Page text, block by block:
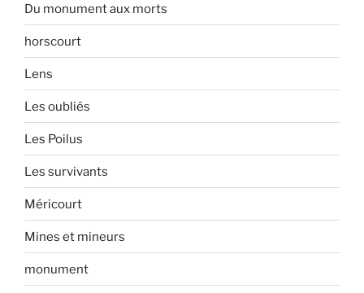
Du monument aux morts
horscourt
Lens
Les oubliés
Les Poilus
Les survivants
Méricourt
Mines et mineurs
monument